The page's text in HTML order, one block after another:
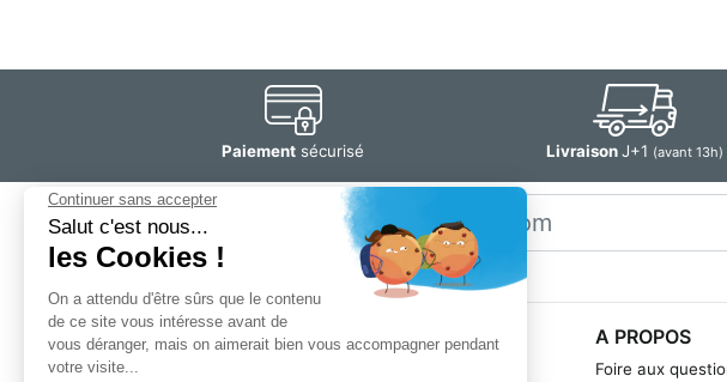
Paiement sécurisé LivraisonJ+1 (avant 13h)
Restez
informé
Email
SOGEDIS SAS
3 rue Antoine Lavoisier
A PROPOS
Foire aux